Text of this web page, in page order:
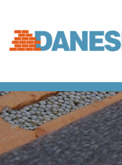
Blocchi
alle richieste
con
Neopor®
da materie